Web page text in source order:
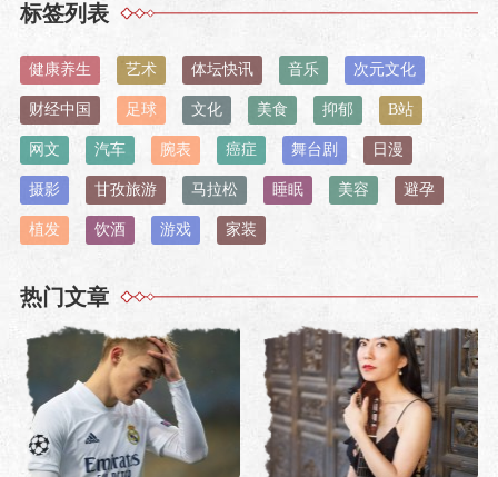
标签列表
健康养生 艺术 体坛快讯 音乐 次元文化
财经中国 足球 文化 美食 抑郁 B站
网文 汽车 腕表 癌症 舞台剧 日漫
摄影 甘孜旅游 马拉松 睡眠 美容 避孕
植发 饮酒 游戏 家装
热门文章